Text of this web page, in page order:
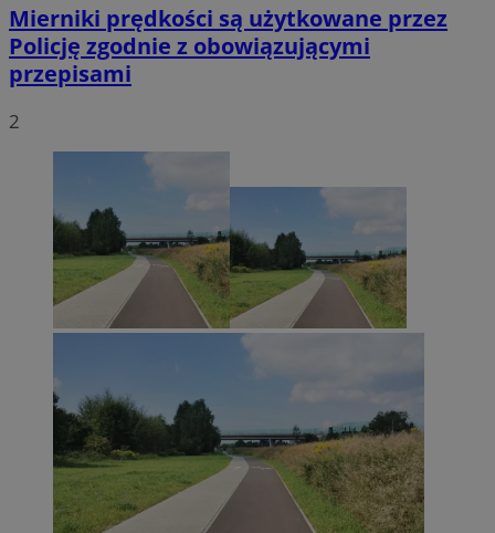
Mierniki prędkości są użytkowane przez
Policję zgodnie z obowiązującymi
przepisami
2